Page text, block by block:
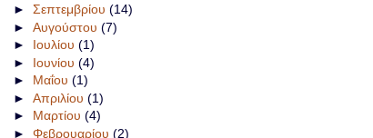
► Σεπτεμβρίου (14)
► Αυγούστου (7)
► Ιουλίου (1)
► Ιουνίου (4)
► Μαΐου (1)
► Απριλίου (1)
► Μαρτίου (4)
► Φεβρουαρίου (2)